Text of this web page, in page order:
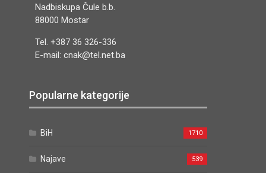
Nadbiskupa Čule b.b.
88000 Mostar
Tel. +387 36 326-336
E-mail: cnak@tel.net.ba
Popularne kategorije
BiH 1710
Najave 539